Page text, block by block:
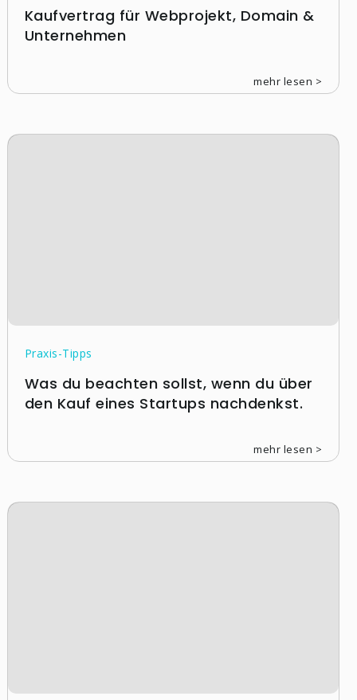
Kaufvertrag für Webprojekt, Domain &
Unternehmen
mehr lesen >
Praxis-Tipps
Was du beachten sollst, wenn du über
den Kauf eines Startups nachdenkst.
mehr lesen >